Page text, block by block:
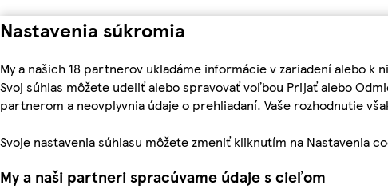
Nastavenia súkromia
My a našich 18 partnerov ukladáme informácie v zariadení alebo
Svoj súhlas môžete udeliť alebo spravovať voľbou Prijať alebo
partnerom a neovplyvnia údaje o prehliadaní. Vaše rozhodnutie
Svoje nastavenia súhlasu môžete zmeniť kliknutím na Nastavenia
My a naši partneri spracúvame údaje s cieľom